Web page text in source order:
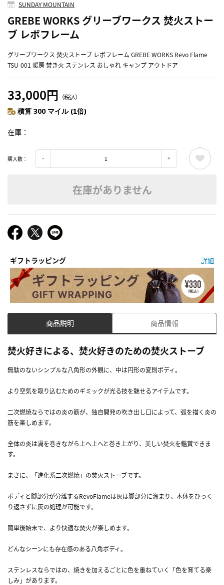
SUNDAY MOUNTAIN
GREBE WORKS グリーブワークス 焚火ストー
ブ レボフレーム
グリーブワークス 焚火ストーブ レボフレーム GREBE WORKS Revo Flame
TSU-001 暖房 焚き火 ステンレス おしゃれ キャンプ アウトドア
33,000円 （税込）
積算 300 マイル (1倍)
在庫
購入数：
在庫がありません
ギフトラッピング 詳細
商品説明 商品情報
焚火好きによる、焚火好きのための焚火ストーブ
無駄のないシンプルな八角形の外観に、中は円形の変則ボディ。
より空気を取り込むためのギミックが光る技を魅せるアイテムです。
二次燃焼ならではの炎の筋が、独自開発の吹き出し口によって、弧を描く炎の
筋を楽しめます。
全体の炎は渦を巻きながら上へ上へと巻き上がり、美しい焚火を鑑賞できま
す。
まさに、「進化系二次燃焼」の焚火ストーブです。
ボディと脚部分が分離するRevoFlameは灰は脚部分に溜まり、本体をひっく
り返さずに灰の処理が可能です。
簡単後始末で、より快適な焚火が楽しめます。
どんなシーンにも存在感のある八角ボディ。
ステンレスならではの、焼きを加えるごとに色を重ねていく「色を育てる楽
しみ」があります。